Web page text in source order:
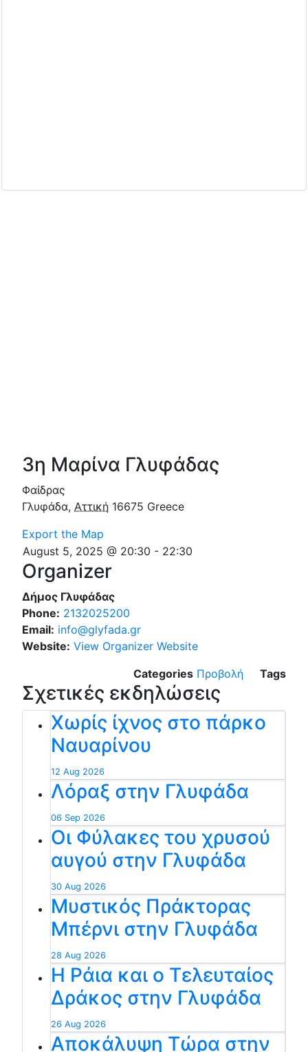
3η Μαρίνα Γλυφάδας
Φαίδρας
Γλυφάδα, Αττική 16675 Greece
Export the Map
August 5, 2025 @ 20:30 - 22:30
Organizer
Δήμος Γλυφάδας
Phone: 2132025200
Email: info@glyfada.gr
Website: View Organizer Website
Categories Προβολή Tags
Σχετικές εκδηλώσεις
Χωρίς ίχνος στο πάρκο
Ναυαρίνου
12 Aug 2026
Λόραξ στην Γλυφάδα
06 Sep 2026
Οι Φύλακες του χρυσού
αυγού στην Γλυφάδα
30 Aug 2026
Μυστικός Πράκτορας
Μπέρνι στην Γλυφάδα
28 Aug 2026
Η Ράια και ο Τελευταίος
Δράκος στην Γλυφάδα
26 Aug 2026
Αποκάλυψη Τώρα στην